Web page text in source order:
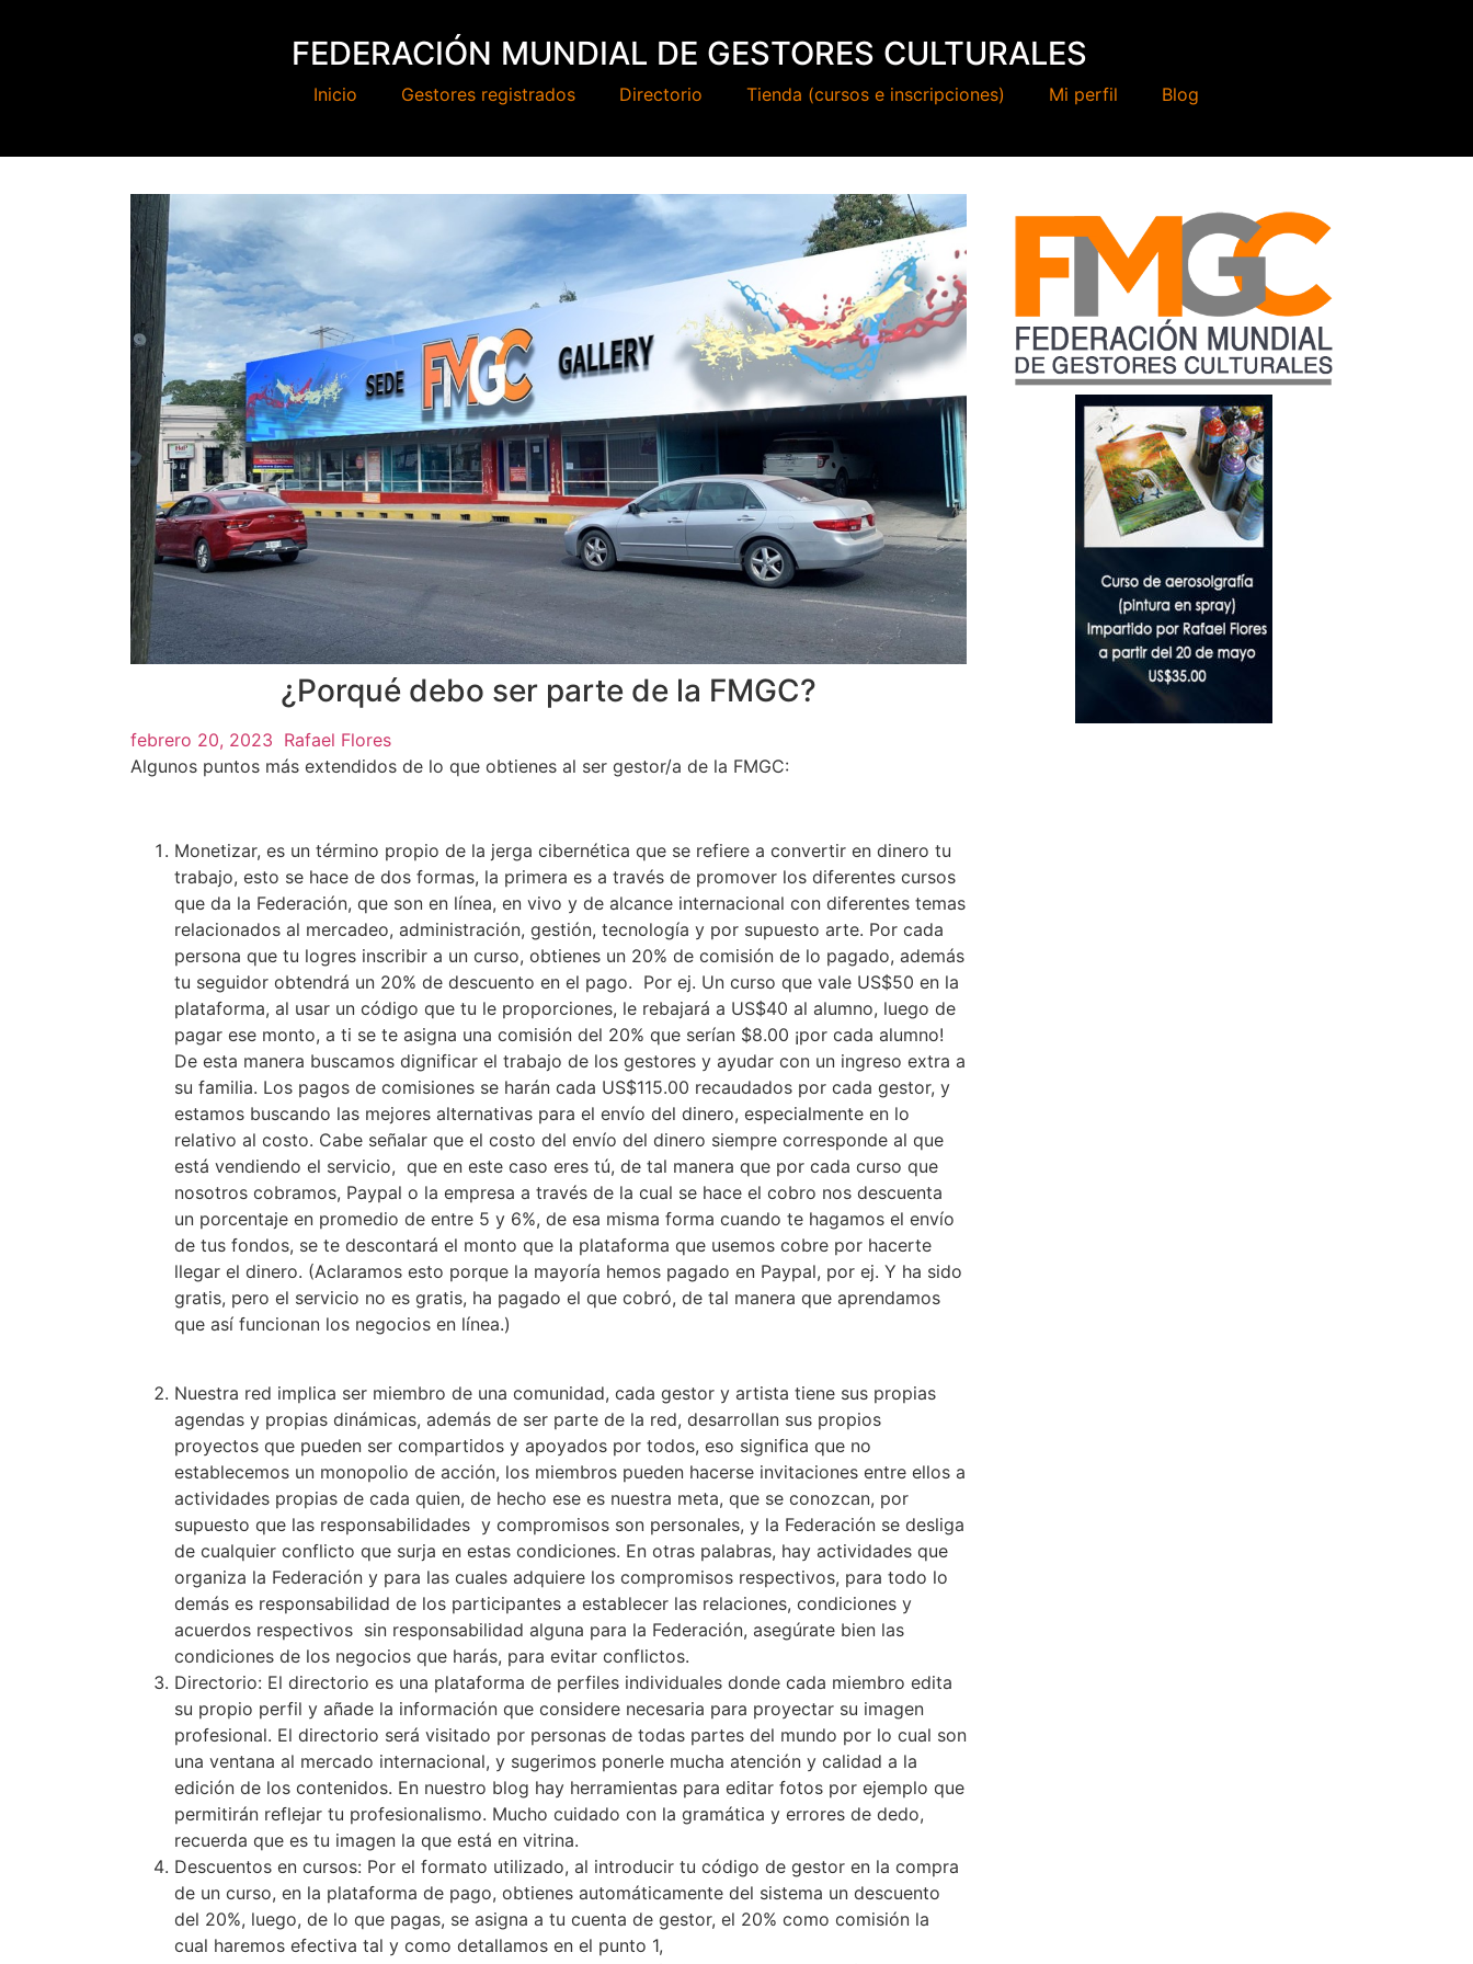
FEDERACIÓN MUNDIAL DE GESTORES CULTURALES
Inicio Gestores registrados Directorio Tienda (cursos e inscripciones) Mi perfil Blog
¿Porqué debo ser parte de la FMGC?
febrero 20, 2023 Rafael Flores
Algunos puntos más extendidos de lo que obtienes al ser gestor/a de la FMGC:
Monetizar, es un término propio de la jerga cibernética que se refiere a convertir en dinero tu
trabajo, esto se hace de dos formas, la primera es a través de promover los diferentes cursos
que da la Federación, que son en línea, en vivo y de alcance internacional con diferentes temas
relacionados al mercadeo, administración, gestión, tecnología y por supuesto arte. Por cada
persona que tu logres inscribir a un curso, obtienes un 20% de comisión de lo pagado, además
tu seguidor obtendrá un 20% de descuento en el pago. Por ej. Un curso que vale US$50 en la
plataforma, al usar un código que tu le proporciones, le rebajará a US$40 al alumno, luego de
pagar ese monto, a ti se te asigna una comisión del 20% que serían $8.00 ¡por cada alumno!
De esta manera buscamos dignificar el trabajo de los gestores y ayudar con un ingreso extra a
su familia. Los pagos de comisiones se harán cada US$115.00 recaudados por cada gestor, y
estamos buscando las mejores alternativas para el envío del dinero, especialmente en lo
relativo al costo. Cabe señalar que el costo del envío del dinero siempre corresponde al que
está vendiendo el servicio, que en este caso eres tú, de tal manera que por cada curso que
nosotros cobramos, Paypal o la empresa a través de la cual se hace el cobro nos descuenta
un porcentaje en promedio de entre 5 y 6%, de esa misma forma cuando te hagamos el envío
de tus fondos, se te descontará el monto que la plataforma que usemos cobre por hacerte
llegar el dinero. (Aclaramos esto porque la mayoría hemos pagado en Paypal, por ej. Y ha sido
gratis, pero el servicio no es gratis, ha pagado el que cobró, de tal manera que aprendamos
que así funcionan los negocios en línea.)
Nuestra red implica ser miembro de una comunidad, cada gestor y artista tiene sus propias
agendas y propias dinámicas, además de ser parte de la red, desarrollan sus propios
proyectos que pueden ser compartidos y apoyados por todos, eso significa que no
establecemos un monopolio de acción, los miembros pueden hacerse invitaciones entre ellos a
actividades propias de cada quien, de hecho ese es nuestra meta, que se conozcan, por
supuesto que las responsabilidades y compromisos son personales, y la Federación se desliga
de cualquier conflicto que surja en estas condiciones. En otras palabras, hay actividades que
organiza la Federación y para las cuales adquiere los compromisos respectivos, para todo lo
demás es responsabilidad de los participantes a establecer las relaciones, condiciones y
acuerdos respectivos sin responsabilidad alguna para la Federación, asegúrate bien las
condiciones de los negocios que harás, para evitar conflictos.
Directorio: El directorio es una plataforma de perfiles individuales donde cada miembro edita
su propio perfil y añade la información que considere necesaria para proyectar su imagen
profesional. El directorio será visitado por personas de todas partes del mundo por lo cual son
una ventana al mercado internacional, y sugerimos ponerle mucha atención y calidad a la
edición de los contenidos. En nuestro blog hay herramientas para editar fotos por ejemplo que
permitirán reflejar tu profesionalismo. Mucho cuidado con la gramática y errores de dedo,
recuerda que es tu imagen la que está en vitrina.
Descuentos en cursos: Por el formato utilizado, al introducir tu código de gestor en la compra
de un curso, en la plataforma de pago, obtienes automáticamente del sistema un descuento
del 20%, luego, de lo que pagas, se asigna a tu cuenta de gestor, el 20% como comisión la
cual haremos efectiva tal y como detallamos en el punto 1,
AFILIACIÓN
FACILITADOR
SUSCRIPCIÓN